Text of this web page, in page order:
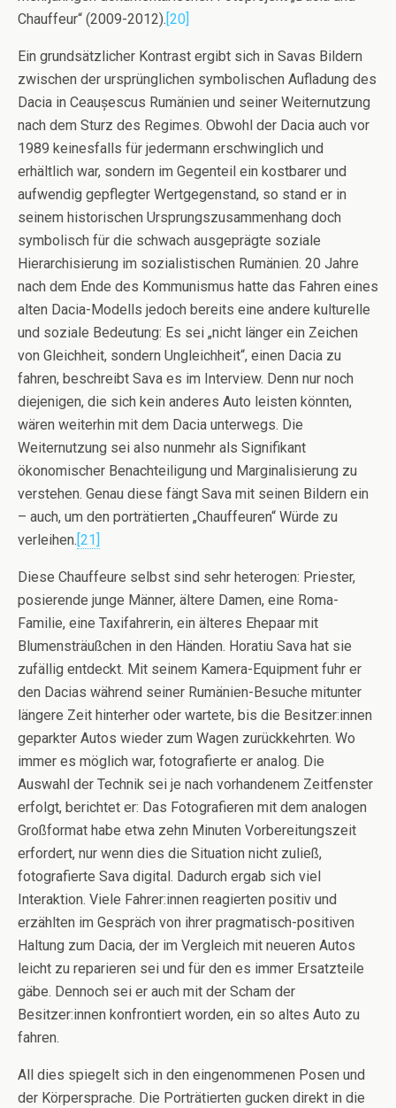
Chauffeur“ (2009-2012). [20]
Ein grundsätzlicher Kontrast ergibt sich in Savas Bildern
zwischen der ursprünglichen symbolischen Aufladung des
Dacia in Ceaușescus Rumänien und seiner Weiternutzung
nach dem Sturz des Regimes. Obwohl der Dacia auch vor
1989 keinesfalls für jedermann erschwinglich und
erhältlich war, sondern im Gegenteil ein kostbarer und
aufwendig gepflegter Wertgegenstand, so stand er in
seinem historischen Ursprungszusammenhang doch
symbolisch für die schwach ausgeprägte soziale
Hierarchisierung im sozialistischen Rumänien. 20 Jahre
nach dem Ende des Kommunismus hatte das Fahren eines
alten Dacia-Modells jedoch bereits eine andere kulturelle
und soziale Bedeutung: Es sei „nicht länger ein Zeichen
von Gleichheit, sondern Ungleichheit“, einen Dacia zu
fahren, beschreibt Sava es im Interview. Denn nur noch
diejenigen, die sich kein anderes Auto leisten könnten,
wären weiterhin mit dem Dacia unterwegs. Die
Weiternutzung sei also nunmehr als Signifikant
ökonomischer Benachteiligung und Marginalisierung zu
verstehen. Genau diese fängt Sava mit seinen Bildern ein
– auch, um den porträtierten „Chauffeuren“ Würde zu
verleihen. [21]
Diese Chauffeure selbst sind sehr heterogen: Priester,
posierende junge Männer, ältere Damen, eine Roma-
Familie, eine Taxifahrerin, ein älteres Ehepaar mit
Blumensträußchen in den Händen. Horatiu Sava hat sie
zufällig entdeckt. Mit seinem Kamera-Equipment fuhr er
den Dacias während seiner Rumänien-Besuche mitunter
längere Zeit hinterher oder wartete, bis die Besitzer:innen
geparkter Autos wieder zum Wagen zurückkehrten. Wo
immer es möglich war, fotografierte er analog. Die
Auswahl der Technik sei je nach vorhandenem Zeitfenster
erfolgt, berichtet er: Das Fotografieren mit dem analogen
Großformat habe etwa zehn Minuten Vorbereitungszeit
erfordert, nur wenn dies die Situation nicht zuließ,
fotografierte Sava digital. Dadurch ergab sich viel
Interaktion. Viele Fahrer:innen reagierten positiv und
erzählten im Gespräch von ihrer pragmatisch-positiven
Haltung zum Dacia, der im Vergleich mit neueren Autos
leicht zu reparieren sei und für den es immer Ersatzteile
gäbe. Dennoch sei er auch mit der Scham der
Besitzer:innen konfrontiert worden, ein so altes Auto zu
fahren.
All dies spiegelt sich in den eingenommenen Posen und
der Körpersprache. Die Porträtierten gucken direkt in die